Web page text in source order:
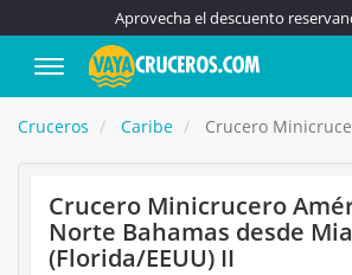
Aprovecha el descuento
Cruceros Caribe Crucero
Crucero Minicrucero
Norte Bahamas desde
(Florida/EEUU) II